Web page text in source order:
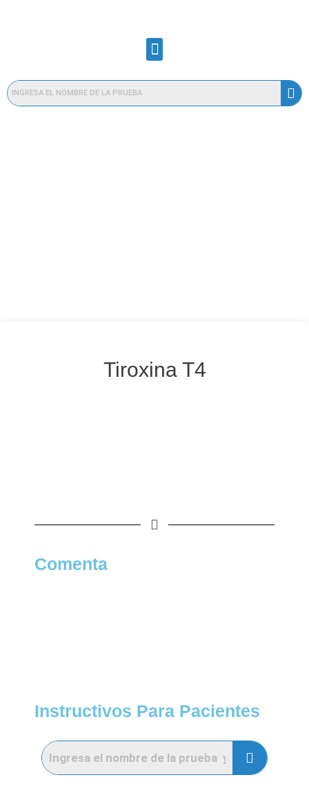
Tiroxina T4
Comenta
Instructivos Para Pacientes